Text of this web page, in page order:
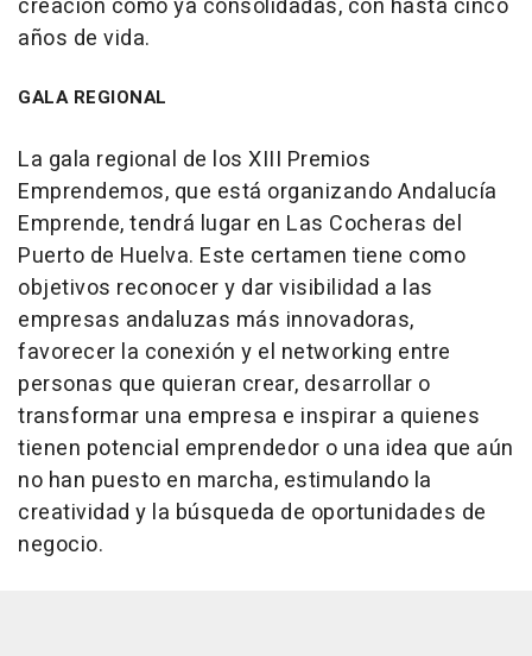
creación como ya consolidadas, con hasta cinco
años de vida.
GALA REGIONAL
La gala regional de los XIII Premios
Emprendemos, que está organizando Andalucía
Emprende, tendrá lugar en Las Cocheras del
Puerto de Huelva. Este certamen tiene como
objetivos reconocer y dar visibilidad a las
empresas andaluzas más innovadoras,
favorecer la conexión y el networking entre
personas que quieran crear, desarrollar o
transformar una empresa e inspirar a quienes
tienen potencial emprendedor o una idea que aún
no han puesto en marcha, estimulando la
creatividad y la búsqueda de oportunidades de
negocio.